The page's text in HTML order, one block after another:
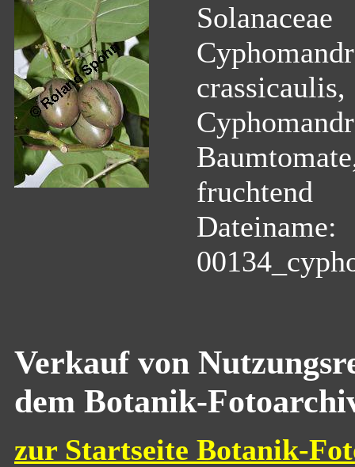
Solanaceae
crassicaulis,
fruchtend
Dateiname:
Verkauf von
dem Botanik-
zur Startseite Botanik-